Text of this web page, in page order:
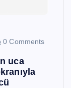
0 Comments
uca